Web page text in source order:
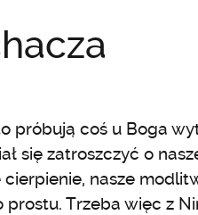
próbują coś u Boga
się zatroszczyć o
cierpienie, nasze
Trzeba więc z